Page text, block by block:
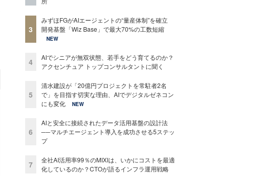
3
みずほFGがAIエージェントの“量産体制”を確立
開発基盤「Wiz Base」で最大70%の工数短縮
NEW
4
AIでシニアが無双状態、若手をどう育てるのか？
アクセンチュア トップコンサルタントに聞く
5
清水建設が「20億円プロジェクトを常駐者2名
で」を目指す切実な理由、AIでデジタルゼネコン
にも変化
NEW
6
AIと安全に接続されたデータ活用基盤の設計法
──マルチエージェント導入を成功させる5ステッ
プ
7
全社AI活用率99％のMIXIは、いかにコストを最適
化しているのか？CTOが語るインフラ運用戦略